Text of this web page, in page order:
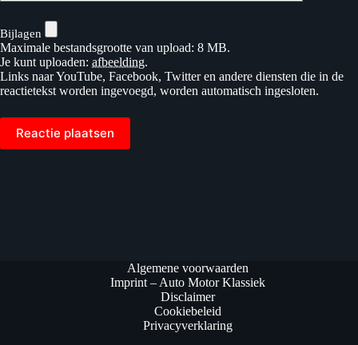
Bijlagen
Maximale bestandsgrootte van upload: 8 MB.
Je kunt uploaden: afbeelding.
Links naar YouTube, Facebook, Twitter en andere diensten die in de
reactietekst worden ingevoegd, worden automatisch ingesloten.
Reactie plaatsen
Algemene voorwaarden
Imprint – Auto Motor Klassiek
Disclaimer
Cookiebeleid
Privacyverklaring